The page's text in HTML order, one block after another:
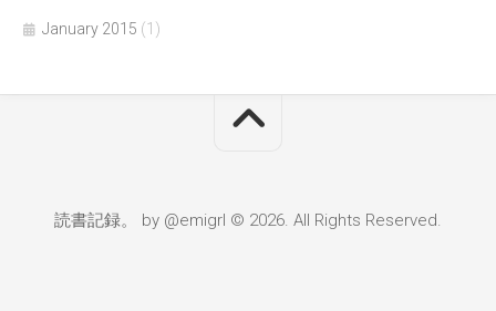
January 2015 (1)
読書記録。 by @emigrl © 2026. All Rights Reserved.